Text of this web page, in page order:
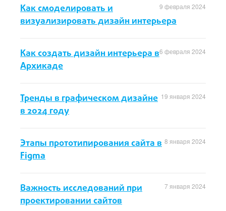
9 февраля 2024
Как смоделировать и
визуализировать дизайн интерьера
6 февраля 2024
Как создать дизайн интерьера в
Архикаде
19 января 2024
Тренды в графическом дизайне
в 2024 году
8 января 2024
Этапы прототипирования сайта в
Figma
7 января 2024
Важность исследований при
проектировании сайтов